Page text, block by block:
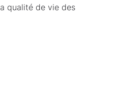
qualité de vie des